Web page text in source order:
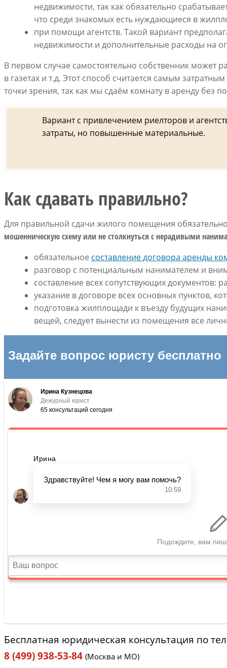
недвижимости, так как обязательно
что среди знакомых есть нуждающиеся в
при помощи агентств. Такой вариант
недвижимости и дополнительные расходы на
В первом случае самостоятельно собственник может
в газетах и т.д. Этот способ считается самым
точки зрения, так как мы сдаём комнату в аренду без
Вариант с привлечением риелторов и
затраты, но повышенные материальные.
Как сдавать правильно?
Для правильной сдачи жилого помещения
мошенническую схему или не столкнуться с нерадивыми
обязательное составление договора аренды
разговор с потенциальным нанимателем и
составление всех сопутствующих документов:
указание в договоре всех основных пунктов,
подготовка жилплощади к въезду будущих
вещей, следует вынести из помещения все
Бесплатная юридическая консультация по
8 (499) 938-53-84 (Москва и МО)